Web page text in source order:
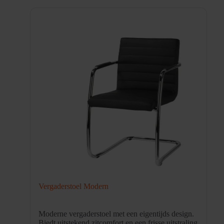
Vergaderstoel Modern
Moderne vergaderstoel met een eigentijds design.